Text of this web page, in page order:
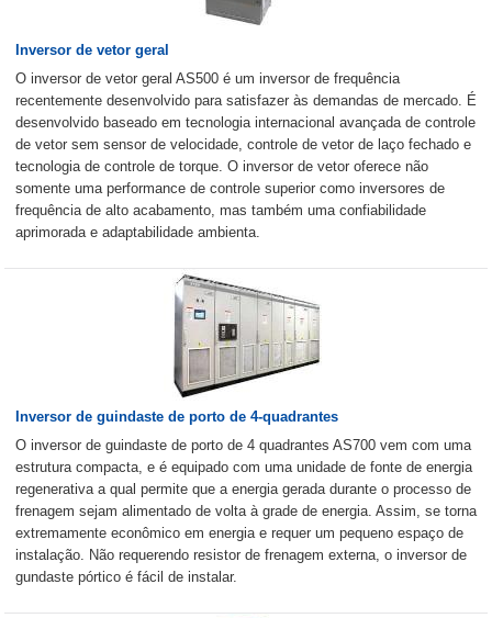
Inversor de vetor geral
O inversor de vetor geral AS500 é um inversor de frequência
recentemente desenvolvido para satisfazer às demandas de mercado. É
desenvolvido baseado em tecnologia internacional avançada de controle
de vetor sem sensor de velocidade, controle de vetor de laço fechado e
tecnologia de controle de torque. O inversor de vetor oferece não
somente uma performance de controle superior como inversores de
frequência de alto acabamento, mas também uma confiabilidade
aprimorada e adaptabilidade ambienta.
Inversor de guindaste de porto de 4-quadrantes
O inversor de guindaste de porto de 4 quadrantes AS700 vem com uma
estrutura compacta, e é equipado com uma unidade de fonte de energia
regenerativa a qual permite que a energia gerada durante o processo de
frenagem sejam alimentado de volta à grade de energia. Assim, se torna
extremamente econômico em energia e requer um pequeno espaço de
instalação. Não requerendo resistor de frenagem externa, o inversor de
gundaste pórtico é fácil de instalar.